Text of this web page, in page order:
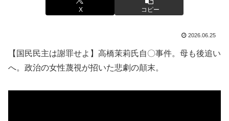
X コピー
2026.06.25
【国民民主は謝罪せよ】高橋茉莉氏自〇事件。母も後追い
へ。政治の女性蔑視が招いた悲劇の顛末。